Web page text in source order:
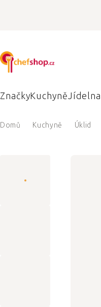
ZnačkyKuchyněJídelna
Domů Kuchyně Úklid